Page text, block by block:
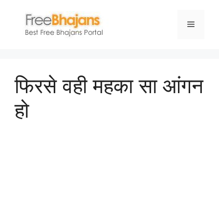
content
Menu
फिरसे वही महका सा आंगन
हो